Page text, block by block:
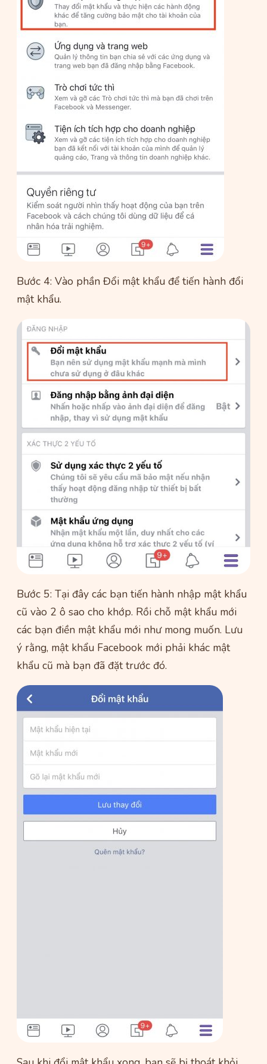
Bước 4: Vào phần Đổi mật khẩu để tiến hành đổi
mật khẩu.
Bước 5: Tại đây các bạn tiến hành nhập mật khẩu
cũ vào 2 ô sao cho khớp. Rồi chỗ mật khẩu mới
các bạn điền mật khẩu mới như mong muốn. Lưu
ý rằng, mật khẩu Facebook mới phải khác mật
khẩu cũ mà bạn đã đặt trước đó.